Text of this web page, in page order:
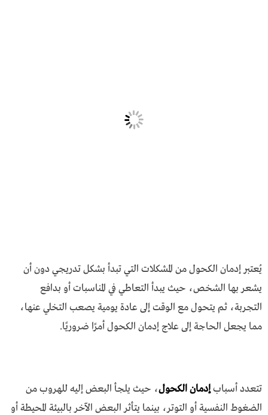
يُعتبر إدمان الكحول من المشكلات التي تبدأ بشكل تدريجي دون أن
يشعر بها الشخص، حيث يبدأ التعاطي في المناسبات أو بدافع
التجربة، ثم يتحول مع الوقت إلى عادة يومية يصعب التخلي عنها،
مما يجعل الحاجة إلى علاج إدمان الكحول أمرًا ضروريًا.
تتعدد أسبابإدمان الكحول، حيث يلجأ البعض إليه للهروب من
الضغوط النفسية أو التوتر، بينما يتأثر البعض الآخر بالبيئة المحيطة أو